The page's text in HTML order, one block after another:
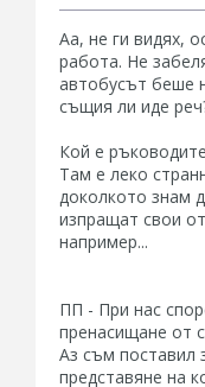
Аа, не ги видях,
работа. Не
автобусът беше
същия ли иде
Кой е
Там е леко
доколкото знам
изпращат свои
например...
ПП - При нас
пренасищане от
Аз съм поставил
представяне на